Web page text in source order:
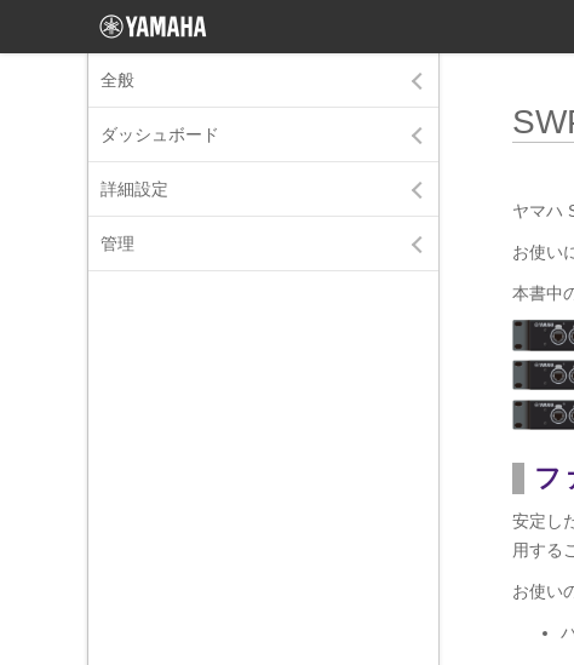
全般
ダッシュボード
詳細設定
管理
ヤマハ
お使い
本書中
フ
安定し
用する
お使い